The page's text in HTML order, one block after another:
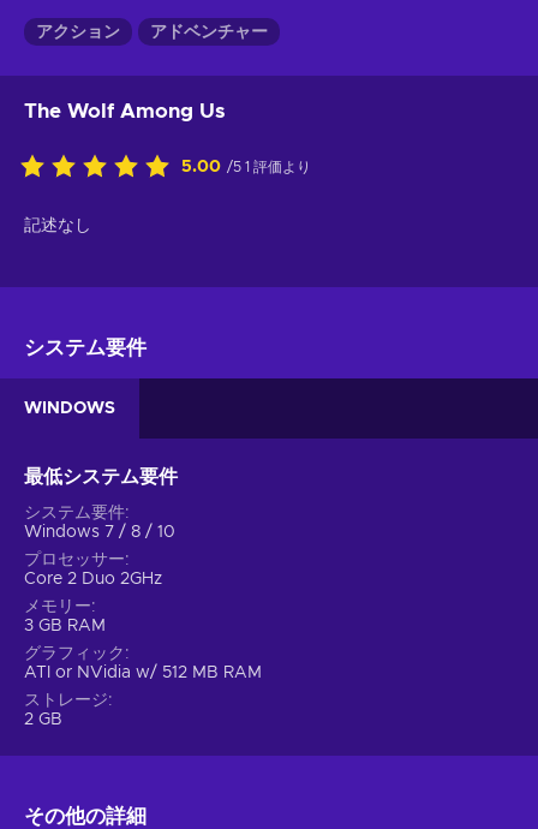
アクション アドベンチャー
The Wolf Among Us
5.00 /5 1 評価より
記述なし
システム要件
WINDOWS
最低システム要件
システム要件
Windows 7 / 8 / 10
プロセッサー
Core 2 Duo 2GHz
メモリー
3 GB RAM
グラフィック
ATI or NVidia w/ 512 MB RAM
ストレージ
2 GB
その他の詳細